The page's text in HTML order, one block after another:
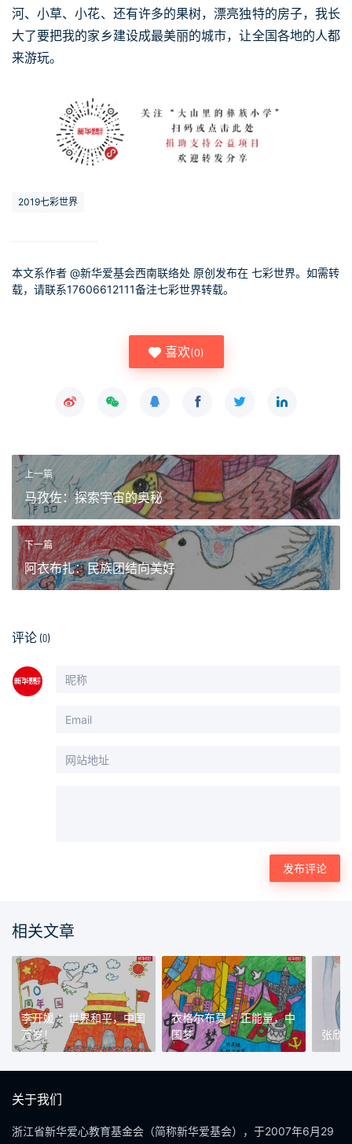
河、小草、小花、还有许多的果树，漂亮独特的房子，我长
大了要把我的家乡建设成最美丽的城市，让全国各地的人都
来游玩。
2019七彩世界
本文系作者 @新华爱基会西南联络处 原创发布在 七彩世界。如需转
载，请联系17606612111备注七彩世界转载。
喜欢(0)
上一篇
马孜佐：探索宇宙的奥秘
下一篇
阿衣布扎：民族团结向美好
评论 (0)
相关文章
李开媛 ：世界和平，中国
万岁！
衣格尔布莫 ：正能量，中
国梦
张欣
关于我们
浙江省新华爱心教育基金会（简称新华爱基会），于2007年6月29